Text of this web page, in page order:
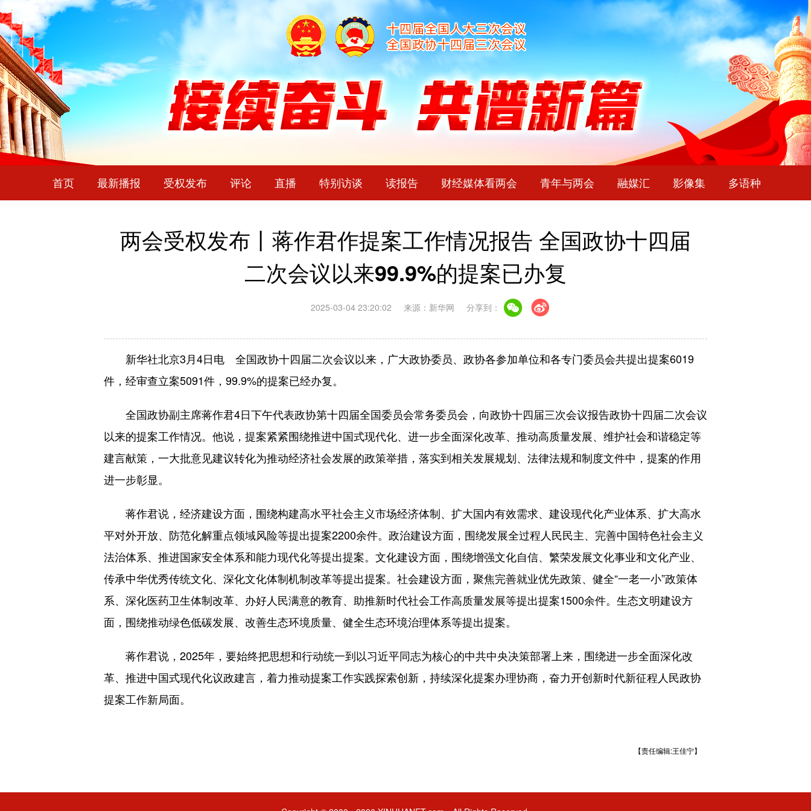
首页 最新播报 受权发布 评论 直播 特别访谈 读报告 财经媒体看两会 青年与两会 融媒汇 影像集 多语种
两会受权发布丨蒋作君作提案工作情况报告 全国政协十四届
二次会议以来99.9%的提案已办复
2025-03-04 23:20:02 来源：新华网 分享到：
新华社北京3月4日电 全国政协十四届二次会议以来，广大政协委员、政协各参加单位和各专门委员会共提出提案6019
件，经审查立案5091件，99.9%的提案已经办复。
全国政协副主席蒋作君4日下午代表政协第十四届全国委员会常务委员会，向政协十四届三次会议报告政协十四届二次会议
以来的提案工作情况。他说，提案紧紧围绕推进中国式现代化、进一步全面深化改革、推动高质量发展、维护社会和谐稳定等
建言献策，一大批意见建议转化为推动经济社会发展的政策举措，落实到相关发展规划、法律法规和制度文件中，提案的作用
进一步彰显。
蒋作君说，经济建设方面，围绕构建高水平社会主义市场经济体制、扩大国内有效需求、建设现代化产业体系、扩大高水
平对外开放、防范化解重点领域风险等提出提案2200余件。政治建设方面，围绕发展全过程人民民主、完善中国特色社会主义
法治体系、推进国家安全体系和能力现代化等提出提案。文化建设方面，围绕增强文化自信、繁荣发展文化事业和文化产业、
传承中华优秀传统文化、深化文化体制机制改革等提出提案。社会建设方面，聚焦完善就业优先政策、健全“一老一小”政策体
系、深化医药卫生体制改革、办好人民满意的教育、助推新时代社会工作高质量发展等提出提案1500余件。生态文明建设方
面，围绕推动绿色低碳发展、改善生态环境质量、健全生态环境治理体系等提出提案。
蒋作君说，2025年，要始终把思想和行动统一到以习近平同志为核心的中共中央决策部署上来，围绕进一步全面深化改
革、推进中国式现代化议政建言，着力推动提案工作实践探索创新，持续深化提案办理协商，奋力开创新时代新征程人民政协
提案工作新局面。
【责任编辑:王佳宁】